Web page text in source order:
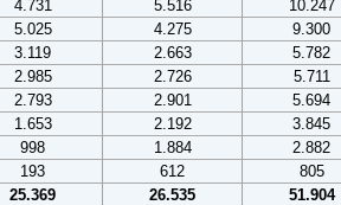
4.731 5.516
10.247
5.025 4.275
9.300
3.119 2.663
5.782
2.985 2.726
5.711
2.793 2.901
5.694
1.653 2.192
3.845
998 1.884
2.882
193 612
805
25.369 26.535 51.904